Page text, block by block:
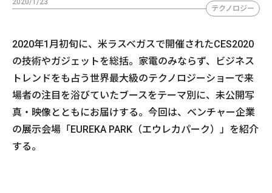
テクノロジー
2020年1月初旬に、米ラスベガスで開催されたCES2020
の技術やガジェットを総括。家電のみならず、ビジネス
トレンドをも占う世界最大級のテクノロジーショーで来
場者の注目を浴びていたブースをテーマ別に、未公開写
真・映像とともにお届けする。今回は、ベンチャー企業
の展示会場「EUREKA PARK（エウレカパーク）」を紹介
する。